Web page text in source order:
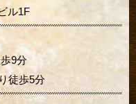
ル1F
9分
徒歩5分